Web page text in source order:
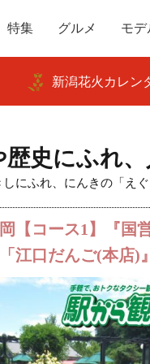
特集 グルメ モデ
新潟花火カレン
歴史にふれ
にふれ、にんきの「え
【コース1】『国
江口だんご(本店